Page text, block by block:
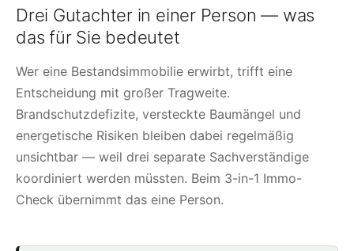
Drei Gutachter in einer Person — was
das für Sie bedeutet
Wer eine Bestandsimmobilie erwirbt, trifft eine
Entscheidung mit großer Tragweite.
Brandschutzdefizite, versteckte Baumängel und
energetische Risiken bleiben dabei regelmäßig
unsichtbar — weil drei separate Sachverständige
koordiniert werden müssten. Beim 3-in-1 Immo-
Check übernimmt das eine Person.